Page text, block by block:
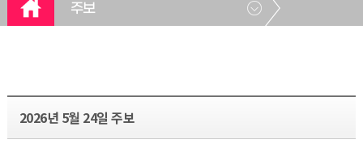
주보
2026년 5월 24일 주보